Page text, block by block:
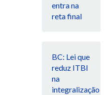
entra na
reta final
BC: Lei que
reduz ITBI
na
integralização